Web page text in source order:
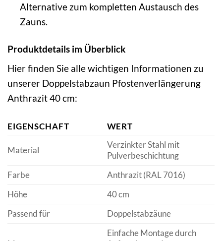
Alternative zum kompletten Austausch des
Zauns.
Produktdetails im Überblick
Hier finden Sie alle wichtigen Informationen zu
unserer Doppelstabzaun Pfostenverlängerung
Anthrazit 40 cm:
EIGENSCHAFT WERT
Material
Verzinkter Stahl mit
Pulverbeschichtung
Farbe
Anthrazit (RAL 7016)
Höhe
40 cm
Passend für
Doppelstabzäune
Einfache Montage durch